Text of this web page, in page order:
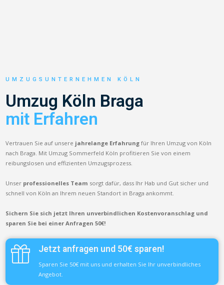
UMZUGSUNTERNEHMEN KÖLN
Umzug Köln Braga
mit Erfahren
Vertrauen Sie auf unsere jahrelange Erfahrung für Ihren Umzug von Köln
nach Braga. Mit Umzug Sommerfeld Köln profitieren Sie von einem
reibungslosen und effizienten Umzugsprozess.
Unser professionelles Team sorgt dafür, dass Ihr Hab und Gut sicher und
schnell von Köln an Ihrem neuen Standort in Braga ankommt.
Sichern Sie sich jetzt Ihren unverbindlichen Kostenvoranschlag und
sparen Sie bei einer Anfragen 50€!
Jetzt anfragen und 50€ sparen!
Sparen Sie 50€ mit uns und erhalten Sie Ihr unverbindliches
Angebot.